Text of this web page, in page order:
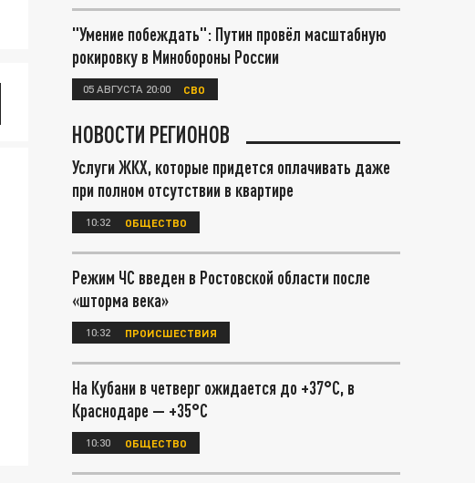
"Умение побеждать": Путин провёл масштабную
рокировку в Минобороны России
05 АВГУСТА 20:00 СВО
НОВОСТИ РЕГИОНОВ
Услуги ЖКХ, которые придется оплачивать даже
при полном отсутствии в квартире
10:32 ОБЩЕСТВО
Режим ЧС введен в Ростовской области после
«шторма века»
10:32 ПРОИСШЕСТВИЯ
На Кубани в четверг ожидается до +37°С, в
Краснодаре — +35°С
10:30 ОБЩЕСТВО